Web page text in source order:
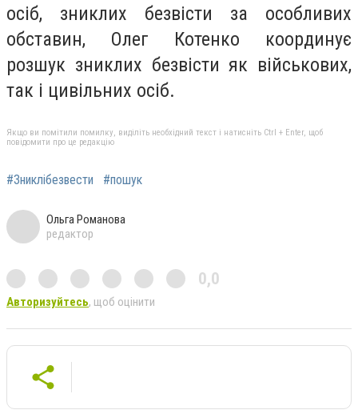
осіб, зниклих безвісти за особливих
обставин, Олег Котенко координує
розшук зниклих безвісти як військових,
так і цивільних осіб.
Якщо ви помітили помилку, виділіть необхідний текст і натисніть Ctrl + Enter, щоб
повідомити про це редакцію
#Зниклібезвести #пошук
Ольга Романова
редактор
0,0
Авторизуйтесь, щоб оцінити